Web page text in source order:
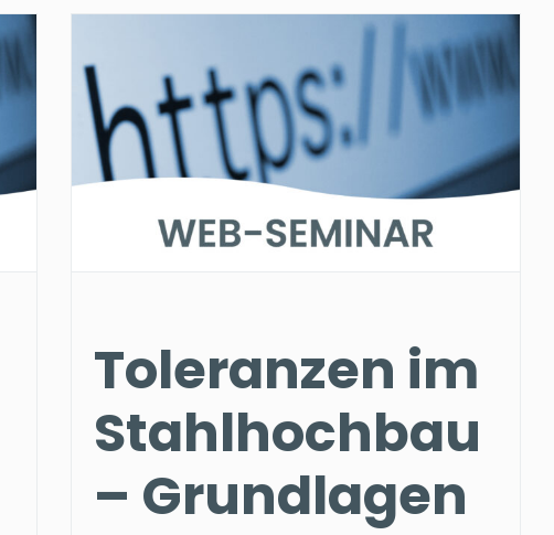
Toleranzen im
Stahlhochbau
– Grundlagen